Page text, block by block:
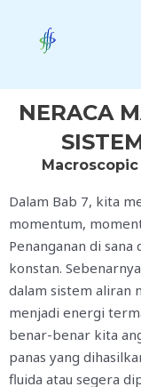
content
NERACA
Dalam Bab 7, kita
momentum,
Penanganan di
konstan.
dalam sistem aliran
menjadi energi
benar-benar kita
panas yang
fluida atau segera